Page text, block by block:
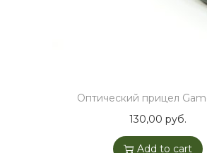
Оптический прицел
130,00руб.
Add to cart